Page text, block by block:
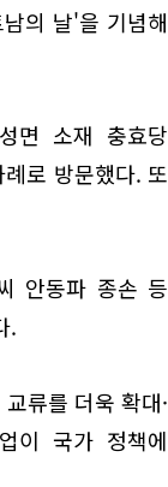
의 날'을 기념해
면 소재 충효당
로 방문했다. 또
안동파 종손 등
.
류를 더욱 확대·
이 국가 정책에